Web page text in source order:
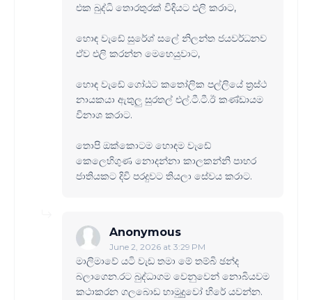
එක බුද්ධි තොරතුරක් විදියට එලි කරාට,
හොඳ වැඩේ සුරේශ් සලේ නිලන්ත ජයවර්ධනව
ඒව එලි කරන්න මෙහෙයුවාට,
හොඳ වැඩේ ගෝඨට ක‍තෝලික පල්ලියේ ත්‍රස්ථ
නායකයා ඇතුලු සුරතල් එල්.ටී.ටී.ඊ කණ්ඩායම
විනාශ කරාට.
තොපි ඔක්කොටම හොඳම වැඩේ
කෙලෙහිගුණ නොදන්නා කාලකන්නි පාහර
ජාතියකට දිවි පරදුවට තියලා සේවය කරාට.
Anonymous
June 2, 2026 at 3:29 PM
මාලිමාවේ යටි වැඩ තමා මේ තම්බි ඡන්ද
බලාගෙන.රට බුද්ධාගම වෙනුවෙන් නොබියවම
කථාකරන ගලබොඩ හාමුදුුවෝ හිරේ යවන්න.